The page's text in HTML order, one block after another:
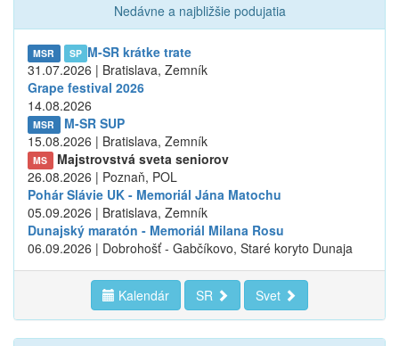
Nedávne a najbližšie podujatia
MSR SP M-SR krátke trate
31.07.2026 | Bratislava, Zemník
Grape festival 2026
14.08.2026
MSR
M-SR SUP
15.08.2026 | Bratislava, Zemník
MS
Majstrovstvá sveta seniorov
26.08.2026 | Poznaň, POL
Pohár Slávie UK - Memoriál Jána Matochu
05.09.2026 | Bratislava, Zemník
Dunajský maratón - Memoriál Milana Rosu
06.09.2026 | Dobrohošť - Gabčíkovo, Staré koryto Dunaja
Kalendár SR Svet